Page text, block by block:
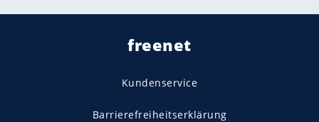
freenet
Kundenservice
Barrierefreiheitserklärung